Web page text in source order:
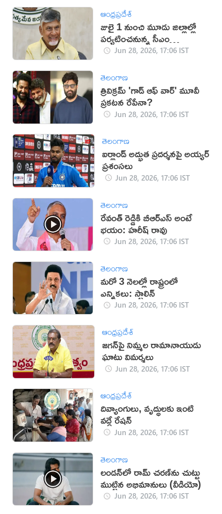
ఆంధ్రప్రదేశ్
జులై 1 నుంచి మూడు జిల్లాల్లో
పర్యటించనున్న సీఎం
చంద్రబాబు
Jun 28, 2026, 17:06 IST
తెలంగాణ
త్రివిక్రమ్ 'గాడ్ ఆఫ్ వార్' మూవీ
ప్రకటన రేపేనా?
Jun 28, 2026, 17:06 IST
తెలంగాణ
ఐర్లాండ్ అద్భుత ప్రదర్శనపై అయ్యర్
ప్రశంసలు
Jun 28, 2026, 17:06 IST
తెలంగాణ
రేవంత్ రెడ్డికి బీఆర్ఎస్ అంటే
భయం: హరీష్ రావు
Jun 28, 2026, 17:06 IST
తెలంగాణ
మరో 3 నెలల్లో రాష్ట్రంలో
ఎన్నికలు: స్టాలిన్
Jun 28, 2026, 17:06 IST
ఆంధ్రప్రదేశ్
జగన్‍పై నిమ్మల రామానాయుడు
ఘాటు విమర్శలు
Jun 28, 2026, 17:06 IST
ఆంధ్రప్రదేశ్
దివ్యాంగులు, వృద్ధులకు ఇంటి
వద్దే రేషన్
Jun 28, 2026, 17:06 IST
తెలంగాణ
లండన్‍లో రామ్ చరణ్‌‍ను చుట్టు
ముట్టిన అభిమానులు (వీడియో)
Jun 28, 2026, 17:06 IST